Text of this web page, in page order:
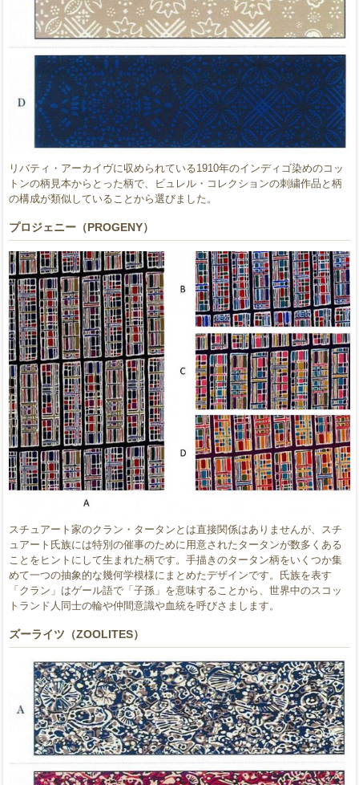
リバティ・アーカイヴに収められている1910年のインディゴ染めのコッ
トンの柄見本からとった柄で、ビュレル・コレクションの刺繍作品と柄
の構成が類似していることから選びました。
プロジェニー（PROGENY）
スチュアート家のクラン・タータンとは直接関係はありませんが、スチ
ュアート氏族には特別の催事のために用意されたタータンが数多くある
ことをヒントにして生まれた柄です。手描きのタータン柄をいくつか集
めて一つの抽象的な幾何学模様にまとめたデザインです。氏族を表す
「クラン」はゲール語で「子孫」を意味することから、世界中のスコッ
トランド人同士の輪や仲間意識や血統を呼びさまします。
ズーライツ（ZOOLITES）